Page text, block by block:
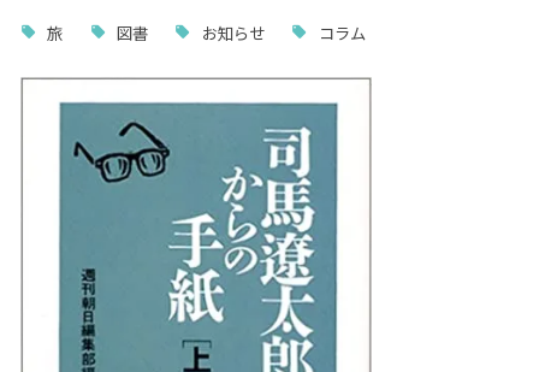
旅 図書 お知らせ コラム